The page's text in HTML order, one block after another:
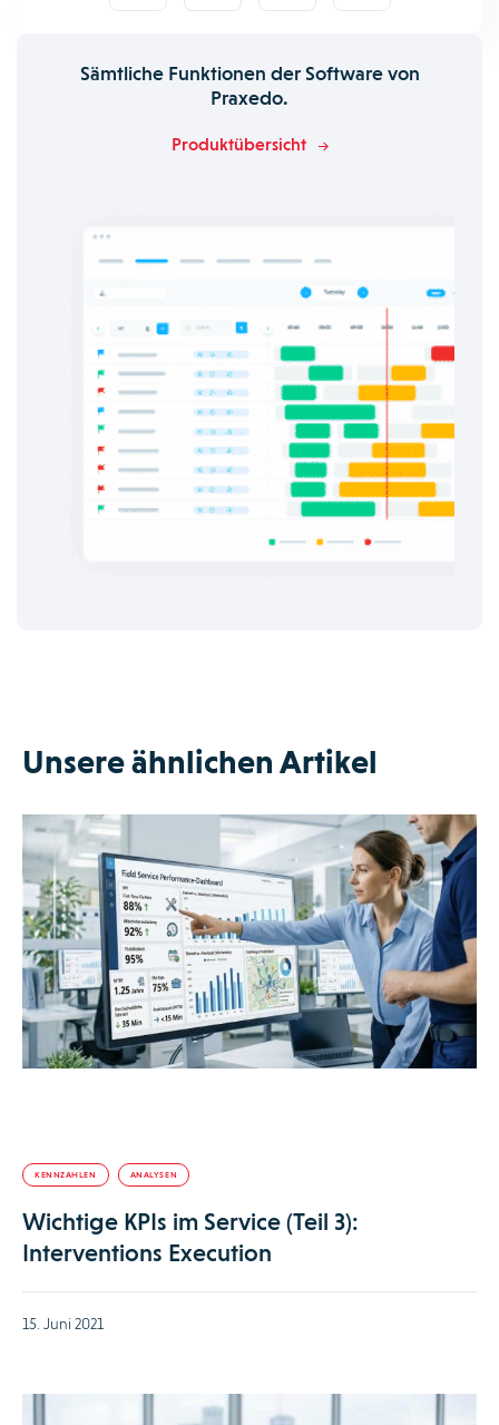
Sämtliche Funktionen der Software von
Praxedo.
Produktübersicht
Unsere ähnlichen Artikel
KENNZAHLEN ANALYSEN
Wichtige KPIs im Service (Teil 3):
Interventions Execution
15. Juni 2021